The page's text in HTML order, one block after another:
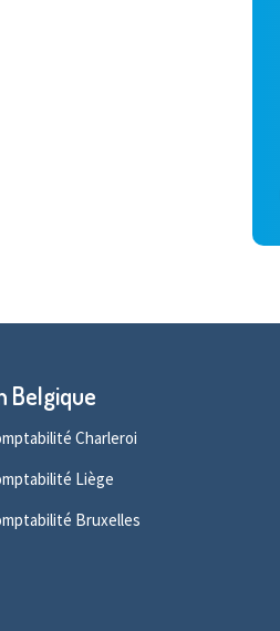
Belgique
Charleroi
Liège
Bruxelles